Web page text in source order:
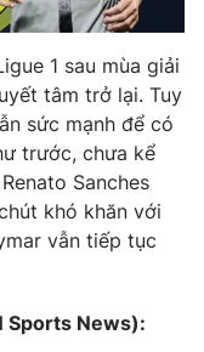
1 sau mùa giải
tâm trở lại. Tuy
sức mạnh để có
trước, chưa kể
Sanches
khó khăn với
vẫn tiếp tục
Sports News):